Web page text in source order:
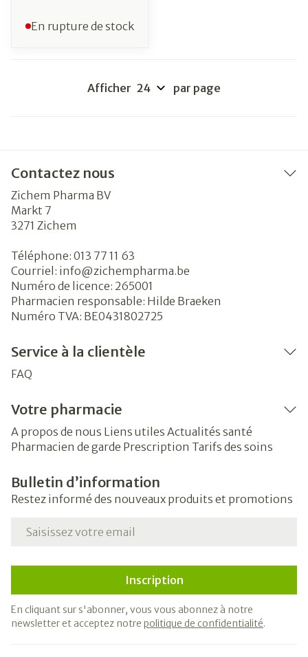
En rupture de stock
Afficher par page
Contactez nous
Zichem Pharma BV
Markt 7
3271 Zichem
Téléphone: 013 77 11 63
Courriel: info@zichempharma.be
Numéro de licence: 265001
Pharmacien responsable: Hilde Braeken
Numéro TVA: BE0431802725
Service à la clientèle
FAQ
Votre pharmacie
A propos de nous Liens utiles Actualités santé
Pharmacien de garde Prescription Tarifs des soins
Bulletin d’information
Restez informé des nouveaux produits et promotions
Adresse mail
Inscription
En cliquant sur s'abonner, vous vous abonnez à notre
newsletter et acceptez notre politique de confidentialité.